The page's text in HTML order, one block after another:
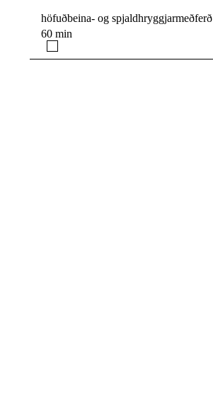
höfuðbeina- og spjaldhryggjarmeðferð
60 min